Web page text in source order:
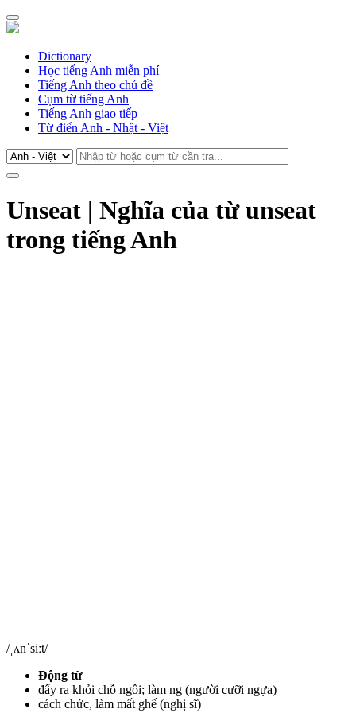
Dictionary
Học tiếng Anh miễn phí
Tiếng Anh theo chủ đề
Cụm từ tiếng Anh
Tiếng Anh giao tiếp
Từ điển Anh - Nhật - Việt
Unseat | Nghĩa của từ unseat
trong tiếng Anh
/ˌʌnˈsiːt/
Động từ
đẩy ra khỏi chỗ ngồi; làm ng (người cưỡi ngựa)
cách chức, làm mất ghế (nghị sĩ)